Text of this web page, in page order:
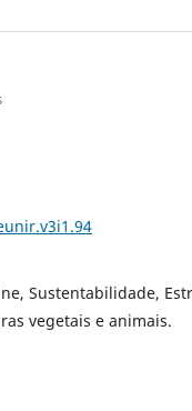
Sustentabilidade,
vegetais e animais.